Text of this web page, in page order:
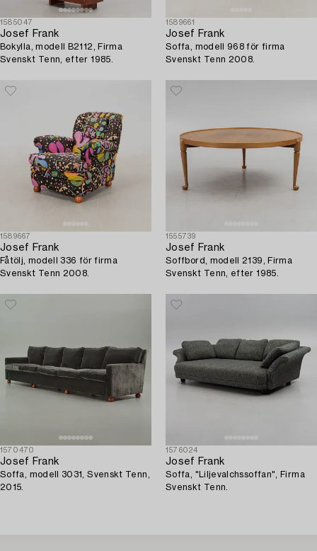
1585047
Josef Frank
Bokylla, modell B2112, Firma
Svenskt Tenn, efter 1985.
1589661
Josef Frank
Soffa, modell 968 för firma
Svenskt Tenn 2008.
1589667
Josef Frank
Fåtölj, modell 336 för firma
Svenskt Tenn 2008.
1555739
Josef Frank
Soffbord, modell 2139, Firma
Svenskt Tenn, efter 1985.
1570470
Josef Frank
Soffa, modell 3031, Svenskt Tenn,
2015.
1576024
Josef Frank
Soffa, "Liljevalchssoffan", Firma
Svenskt Tenn.